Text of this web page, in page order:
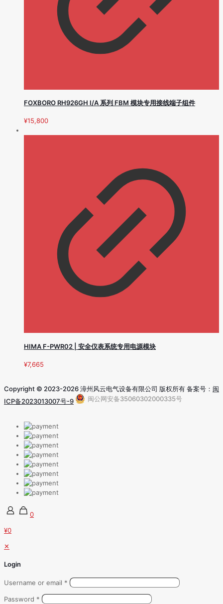
FOXBORO RH926GH I/A 系列 FBM 模块专用接线端子组件
¥15,800
HIMA F-PWR02 | 安全仪表系统专用电源模块
¥7,665
Copyright © 2023-2026 漳州风云电气设备有限公司 版权所有 备案号： 闽
ICP备2023013007号-9
闽公网安备35060302000335号
0
¥0
✕
Login
Username or email *
Password *